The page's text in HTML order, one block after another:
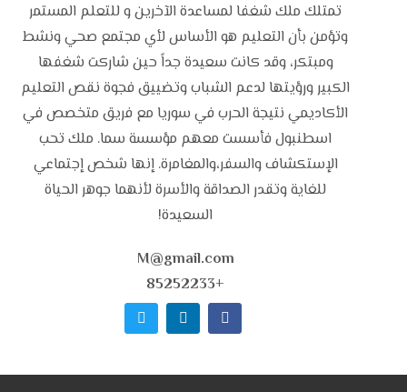
تمتلك ملك شغفا لمساعدة الآخرين و للتعلم المستمر
وتؤمن بأن التعليم هو الأساس لأي مجتمع صحي ونشط
ومبتكر، وقد كانت سعيدة جداً حين شاركت شغفها
الكبير ورؤيتها لدعم الشباب وتضييق فجوة نقص التعليم
الأكاديمي نتيجة الحرب في سوريا مع فريق متخصص في
اسطنبول فأسست معهم مؤسسة سما. ملك تحب
الإستكشاف والسفر،والمغامرة. إنها شخص إجتماعي
للغاية وتقدر الصداقة والأسرة لأنهما جوهر الحياة
السعيدة!
M@gmail.com
+85252233